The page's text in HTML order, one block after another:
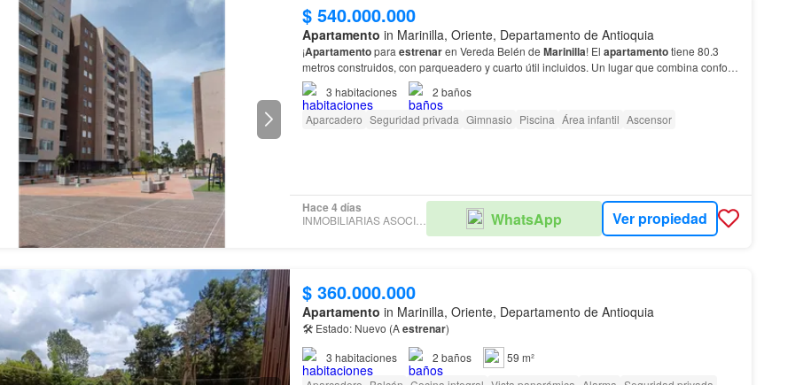
$ 540.000.000
Apartamento in Marinilla, Oriente, Departamento de Antioquia
¡Apartamentopara estrenaren Vereda Belén de Marinilla! El apartamentotiene 80.3
metros construidos, con parqueadero y cuarto útil incluidos. Un lugar que combina confort,
naturaleza y bienestar.…
3 habitaciones 2 baños
Aparcadero Seguridad privada Gimnasio Piscina Área infantil Ascensor
Hace 4 días
INMOBILIARIAS ASOCIADAS- INSA WhatsApp Ver propiedad
$ 360.000.000
Apartamento in Marinilla, Oriente, Departamento de Antioquia
🛠 Estado: Nuevo (Aestrenar)
3 habitaciones 2 baños
59 m²